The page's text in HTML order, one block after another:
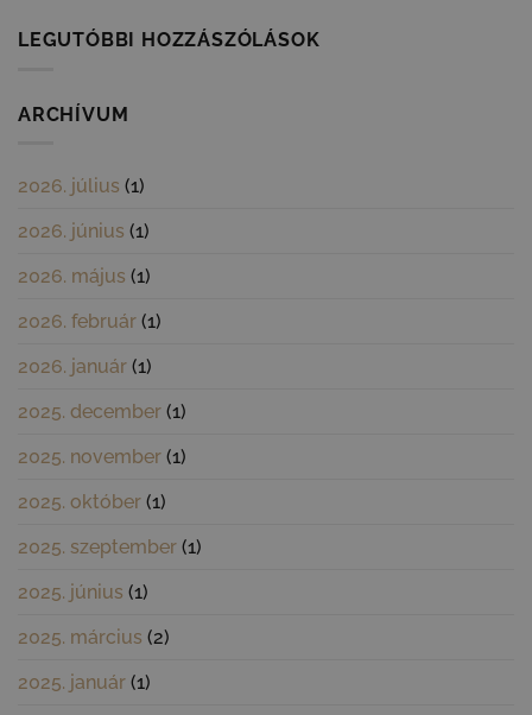
a
LEGUTÓBBI HOZZÁSZÓLÁSOK
ARCHÍVUM
2026. július (1)
2026. június (1)
2026. május (1)
2026. február (1)
2026. január (1)
2025. december (1)
2025. november (1)
2025. október (1)
2025. szeptember (1)
2025. június (1)
2025. március (2)
2025. január (1)